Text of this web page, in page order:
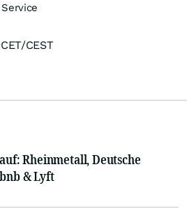
CEST
Rheinmetall, Deutsche
& Lyft